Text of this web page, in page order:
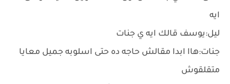
ايه
ليل:يوسف قالك ايه ي جنات
جنات:هاا ابدا مقالش حاجه ده حتى اسلوبه جميل معايا
متقلقوش